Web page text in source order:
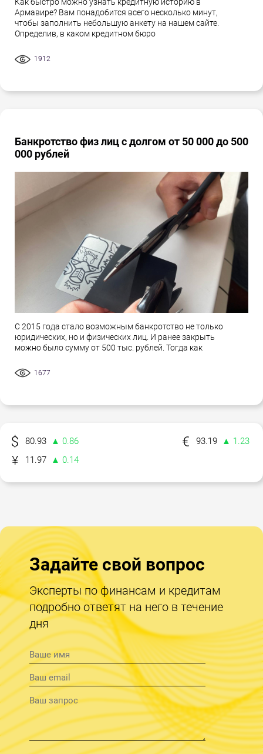
Армавире? Вам понадобится всего несколько минут,
чтобы заполнить небольшую анкету на нашем сайте.
Определив, в каком кредитном бюро
1912
Банкротство физ лиц с долгом от 50 000 до 500
000 рублей
С 2015 года стало возможным банкротство не только
юридических, но и физических лиц. И ранее закрыть
можно было сумму от 500 тыс. рублей. Тогда как
1677
80.93 ▲ 0.86 93.19
▲ 1.23
11.97
▲ 0.14
Задайте свой вопрос
Эксперты по финансам и кредитам
подробно ответят на него в течение
дня